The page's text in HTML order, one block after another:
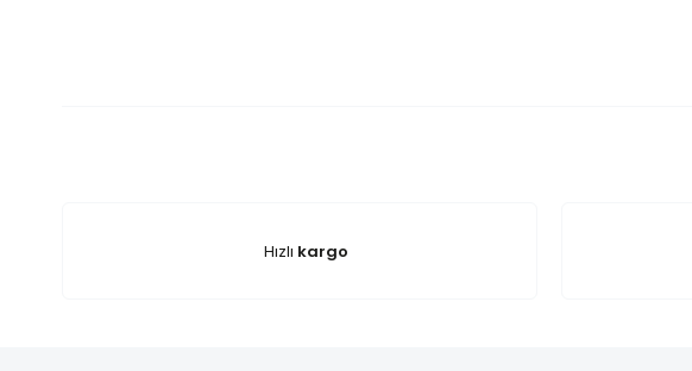
Ürün bilgilerinde hatalar bulunuyor.
Hızlı kargo